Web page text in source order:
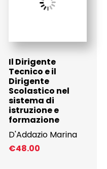
Il Dirigente
Tecnico e il
Dirigente
Scolastico nel
sistema di
istruzione e
formazione
D'Addazio Marina
€48.00